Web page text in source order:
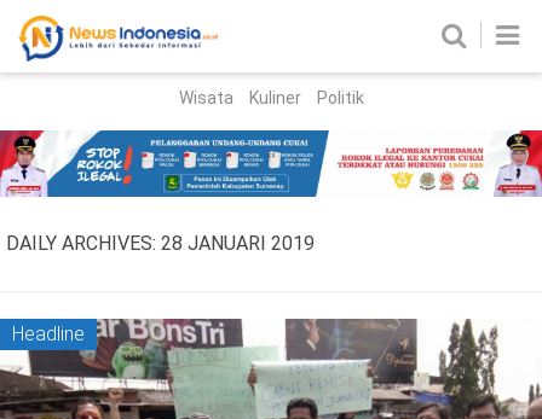
Parlemen
Nasional
Peristiwa
Wisata Kuliner Politik
DAILY ARCHIVES: 28 JANUARI 2019
Headline